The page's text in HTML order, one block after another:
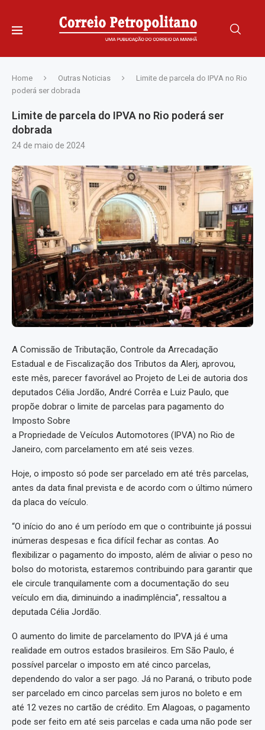
Home Outras Noticias
Limite de parcela do IPVA no Rio
poderá ser dobrada
Limite de parcela do IPVA no Rio poderá ser
dobrada
24 de maio de 2024
A Comissão de Tributação, Controle da Arrecadação
Estadual e de Fiscalização dos Tributos da Alerj, aprovou,
este mês, parecer favorável ao Projeto de Lei de autoria dos
deputados Célia Jordão, André Corrêa e Luiz Paulo, que
propõe dobrar o limite de parcelas para pagamento do
Imposto Sobre
a Propriedade de Veículos Automotores (IPVA) no Rio de
Janeiro, com parcelamento em até seis vezes.
Hoje, o imposto só pode ser parcelado em até três parcelas,
antes da data final prevista e de acordo com o último número
da placa do veículo.
“O início do ano é um período em que o contribuinte já possui
inúmeras despesas e fica difícil fechar as contas. Ao
flexibilizar o pagamento do imposto, além de aliviar o peso no
bolso do motorista, estaremos contribuindo para garantir que
ele circule tranquilamente com a documentação do seu
veículo em dia, diminuindo a inadimplência”, ressaltou a
deputada Célia Jordão.
O aumento do limite de parcelamento do IPVA já é uma
realidade em outros estados brasileiros. Em São Paulo, é
possível parcelar o imposto em até cinco parcelas,
dependendo do valor a ser pago. Já no Paraná, o tributo pode
ser parcelado em cinco parcelas sem juros no boleto e em
até 12 vezes no cartão de crédito. Em Alagoas, o pagamento
pode ser feito em até seis parcelas e cada uma não pode ser